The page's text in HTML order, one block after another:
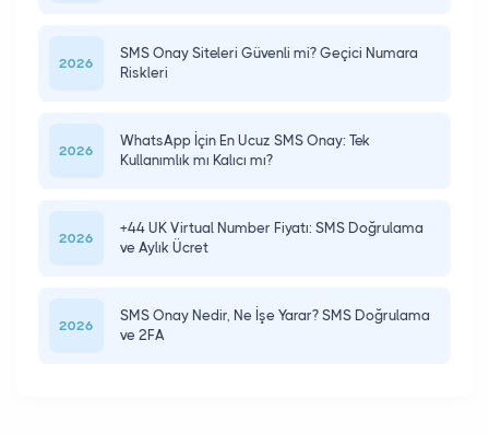
2026
SMS Onay Siteleri Güvenli mi? Geçici Numara
Riskleri
2026
WhatsApp İçin En Ucuz SMS Onay: Tek
Kullanımlık mı Kalıcı mı?
2026
+44 UK Virtual Number Fiyatı: SMS Doğrulama
ve Aylık Ücret
2026
SMS Onay Nedir, Ne İşe Yarar? SMS Doğrulama
ve 2FA